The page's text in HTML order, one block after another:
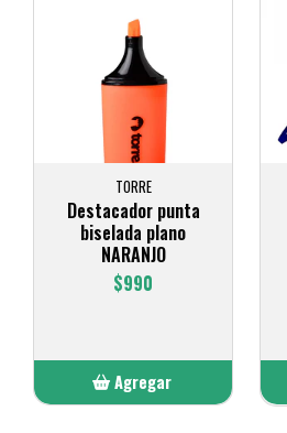
TORRE
Destacador punta
biselada plano
NARANJO
$990
Agregar